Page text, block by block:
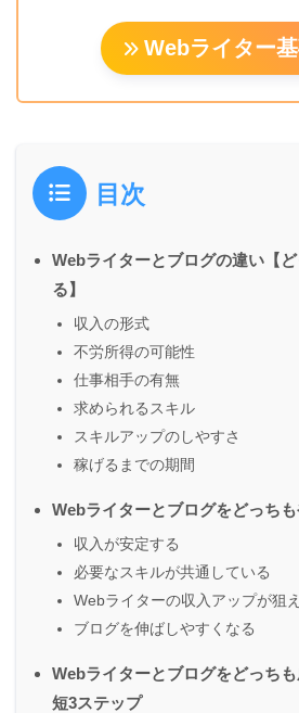
Webライター
目次
Webライターとブログの違い【
る】
収入の形式
不労所得の可能性
仕事相手の有無
求められるスキル
スキルアップのしやすさ
稼げるまでの期間
Webライターとブログをどっち
収入が安定する
必要なスキルが共通している
Webライターの収入アップが狙
ブログを伸ばしやすくなる
Webライターとブログをどっち
短3ステップ